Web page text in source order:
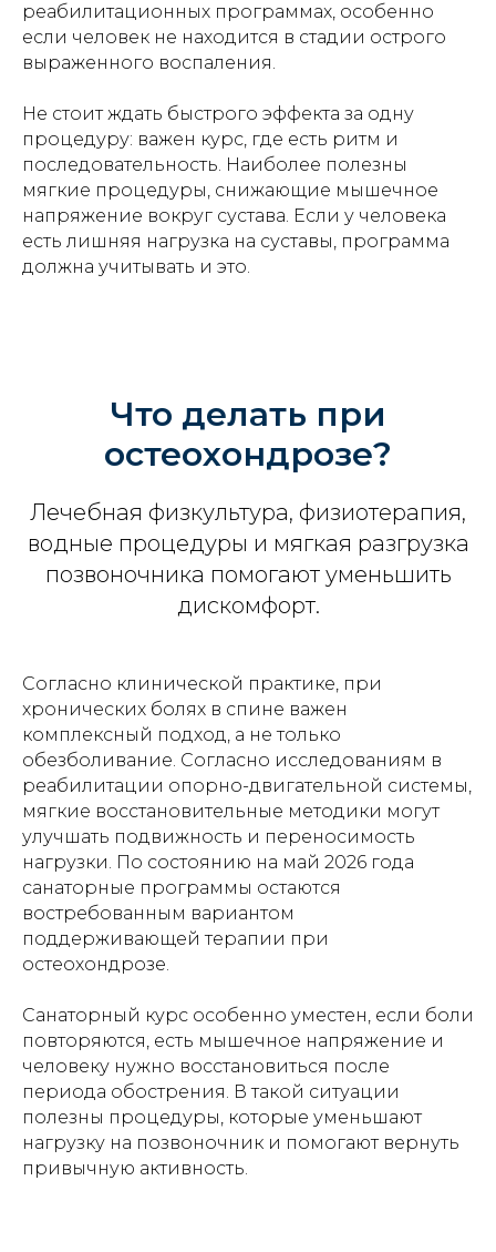
реабилитационных программах, особенно
если человек не находится в стадии острого
выраженного воспаления.
Не стоит ждать быстрого эффекта за одну
процедуру: важен курс, где есть ритм и
последовательность. Наиболее полезны
мягкие процедуры, снижающие мышечное
напряжение вокруг сустава. Если у человека
есть лишняя нагрузка на суставы, программа
должна учитывать и это.
Что делать при
остеохондрозе?
Лечебная физкультура, физиотерапия,
водные процедуры и мягкая разгрузка
позвоночника помогают уменьшить
дискомфорт.
Согласно клинической практике, при
хронических болях в спине важен
комплексный подход, а не только
обезболивание. Согласно исследованиям в
реабилитации опорно-двигательной системы,
мягкие восстановительные методики могут
улучшать подвижность и переносимость
нагрузки. По состоянию на май 2026 года
санаторные программы остаются
востребованным вариантом
поддерживающей терапии при
остеохондрозе.
Санаторный курс особенно уместен, если боли
повторяются, есть мышечное напряжение и
человеку нужно восстановиться после
периода обострения. В такой ситуации
полезны процедуры, которые уменьшают
нагрузку на позвоночник и помогают вернуть
привычную активность.